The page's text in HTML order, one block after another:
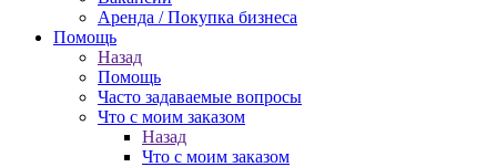
Аренда / Покупка бизнеса
Помощь
Назад
Помощь
Часто задаваемые вопросы
Что с моим заказом
Назад
Что с моим заказом